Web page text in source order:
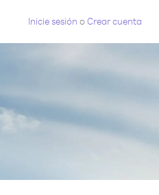
Inicie sesión oCrear cuenta